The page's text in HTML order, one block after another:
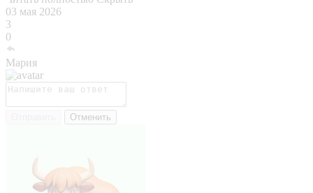
03 мая 2026
3
0
Мария
Отменить